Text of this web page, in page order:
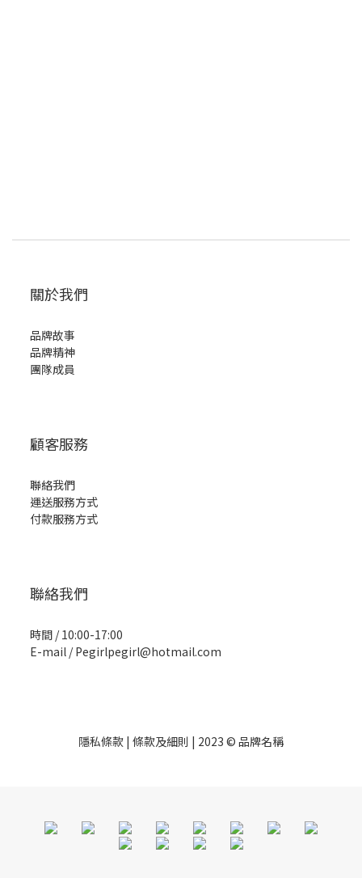
關於我們
品牌故事
品牌精神
團隊成員
顧客服務
聯絡我們
運送服務方式
付款服務方式
聯絡我們
時間 / 10:00-17:00
E-mail / Pegirlpegirl@hotmail.com
隱私條款 | 條款及細則 | 2023 © 品牌名稱